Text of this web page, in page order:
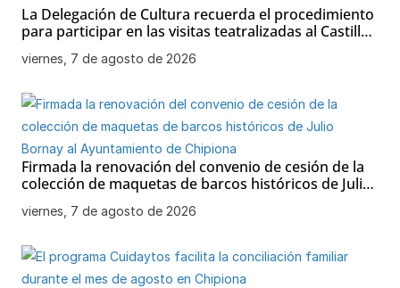
La Delegación de Cultura recuerda el procedimiento
para participar en las visitas teatralizadas al Castillo
de Chipiona
viernes, 7 de agosto de 2026
Firmada la renovación del convenio de cesión de la
colección de maquetas de barcos históricos de Julio
Bornay al Ayuntamiento de Chipiona
viernes, 7 de agosto de 2026